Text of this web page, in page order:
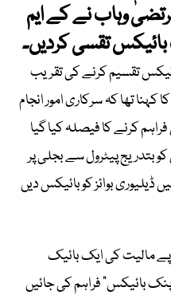
وہاب نے کے ایم
تقسی کردیں۔
تقسیم کرنے کی تقریب
تھا کہ سرکاری امور انجام
کرنے کا فیصلہ کیا گیا
بتدریج پیٹرول سے بجلی پر
ڈیلیوری بوائز کو بائیکس دیں
مالیت کی ایک بائیک
بائیکس" فراہم کی جائیں